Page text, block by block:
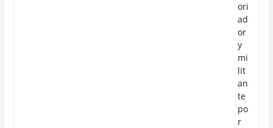
ori
ad
or
y
mi
lit
an
te
po
r